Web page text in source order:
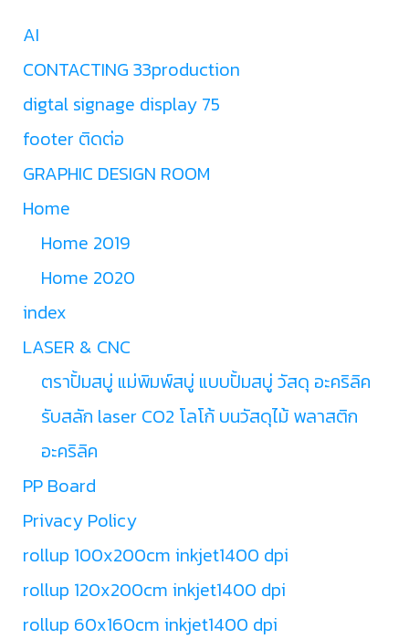
AI
CONTACTING 33production
digtal signage display 75
footer ติดต่อ
GRAPHIC DESIGN ROOM
Home
Home 2019
Home 2020
index
LASER & CNC
ตราปั้มสบู่ แม่พิมพ์สบู่ แบบปั้มสบู่ วัสดุ อะคริลิค
รับสลัก laser CO2 โลโก้ บนวัสดุไม้ พลาสติก
อะคริลิค
PP Board
Privacy Policy
rollup 100x200cm inkjet1400 dpi
rollup 120x200cm inkjet1400 dpi
rollup 60x160cm inkjet1400 dpi